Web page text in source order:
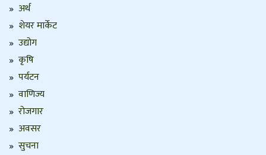
अर्थ
शेयर मार्केट
उद्योग
कृषि
पर्यटन
वाणिज्य
रोजगार
अवसर
सुचना